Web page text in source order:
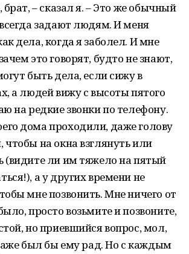
– сказал я. – Это же обычный
задают людям. И меня
дела, когда я заболел. И мне
это говорят, будто не знают,
быть дела, если сижу в
а людей вижу с высоты пятого
на редкие звонки по телефону.
дома проходили, даже голову
на окна взглянуть или
(видите ли им тяжело на пятый
а у других времени не
мне позвонить. Мне ничего от
просто возьмите и позвоните,
но приевшийся вопрос, мол,
был бы ему рад. Но с каждым